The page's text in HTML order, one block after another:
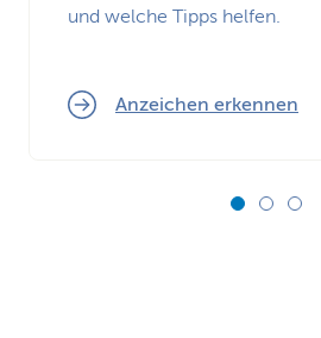
und welche Tipps helfen.
Anzeichen erkennen